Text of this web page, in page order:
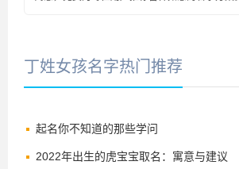
丁姓女孩名字热门推荐
起名你不知道的那些学问
2022年出生的虎宝宝取名：寓意与建议